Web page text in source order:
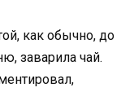
как обычно, до
заварила чай.